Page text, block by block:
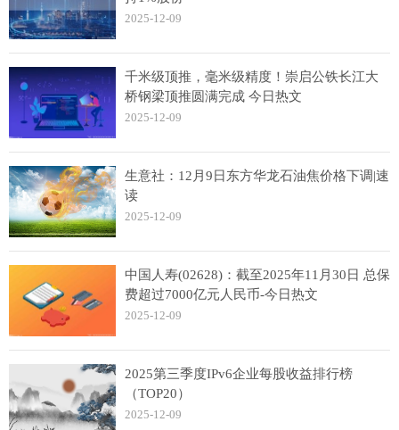
2025-12-09
千米级顶推，毫米级精度！崇启公铁长江大
桥钢梁顶推圆满完成 今日热文
2025-12-09
生意社：12月9日东方华龙石油焦价格下调|速
读
2025-12-09
中国人寿(02628)：截至2025年11月30日 总保
费超过7000亿元人民币-今日热文
2025-12-09
2025第三季度IPv6企业每股收益排行榜
（TOP20）
2025-12-09